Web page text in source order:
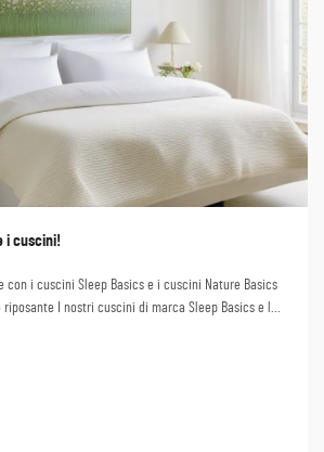
i cuscini!
i cuscini Sleep Basics e i cuscini Nature Basics
I nostri cuscini di marca Sleep Basics e le